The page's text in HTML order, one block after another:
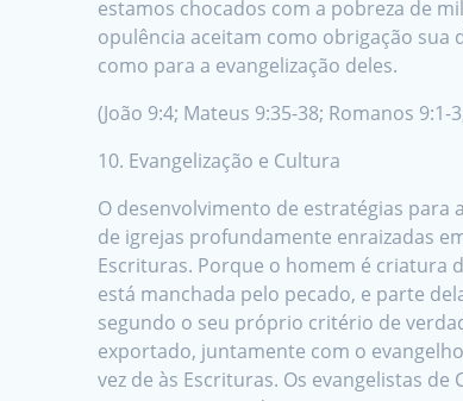
estamos chocados com a pobreza de
opulência aceitam como obrigação
como para a evangelização deles.
(João 9:4; Mateus 9:35-38; Romanos
10. Evangelização e Cultura
O desenvolvimento de estratégias para
de igrejas profundamente enraizadas
Escrituras. Porque o homem é criatura
está manchada pelo pecado, e parte
segundo o seu próprio critério de
exportado, juntamente com o
vez de às Escrituras. Os evangelistas